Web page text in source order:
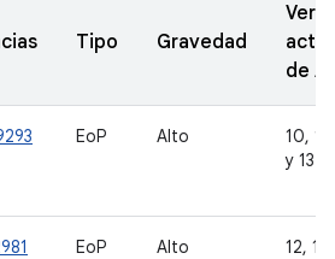
Tipo Gravedad
de
EoP Alto
10,
y 13
EoP Alto 12,